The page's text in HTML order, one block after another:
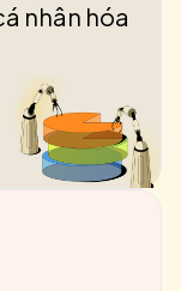
nhân hóa